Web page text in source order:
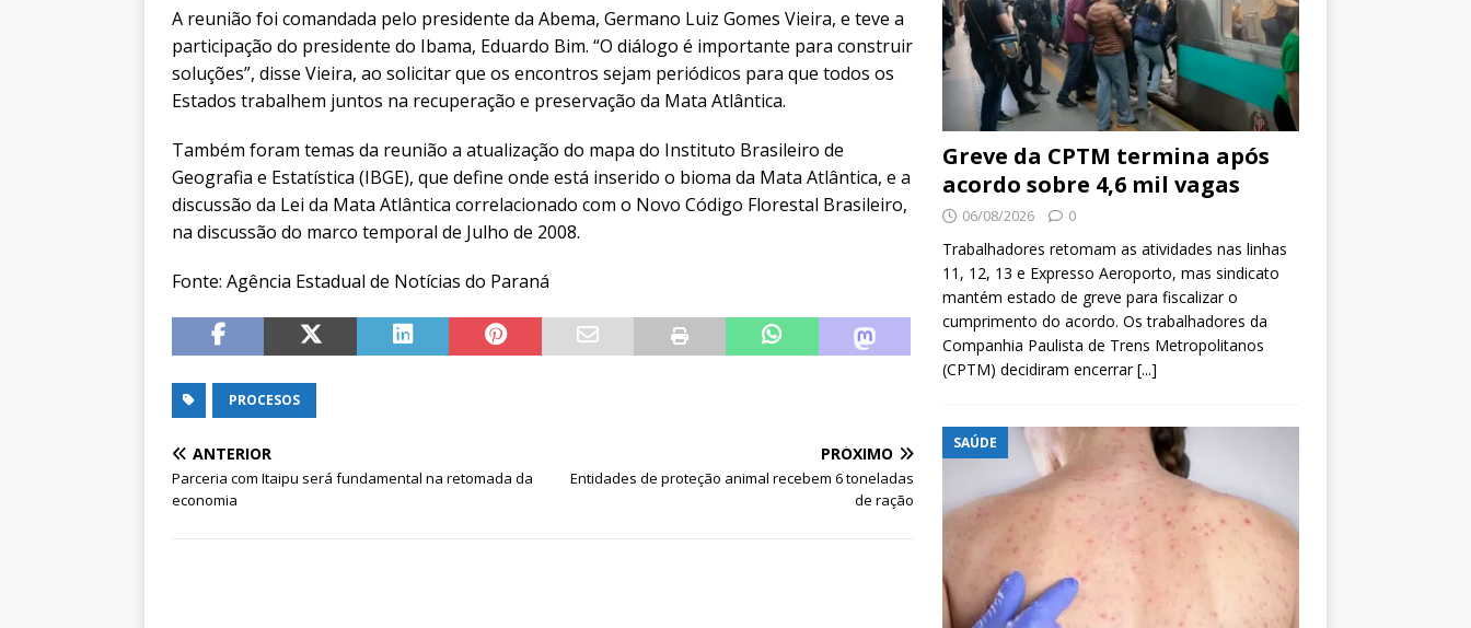
A reunião foi comandada pelo presidente da Abema, Germano Luiz Gomes Vieira, e teve a
participação do presidente do Ibama, Eduardo Bim. “O diálogo é importante para construir
soluções”, disse Vieira, ao solicitar que os encontros sejam periódicos para que todos os
Estados trabalhem juntos na recuperação e preservação da Mata Atlântica.
Também foram temas da reunião a atualização do mapa do Instituto Brasileiro de
Geografia e Estatística (IBGE), que define onde está inserido o bioma da Mata Atlântica, e a
discussão da Lei da Mata Atlântica correlacionado com o Novo Código Florestal Brasileiro,
na discussão do marco temporal de Julho de 2008.
Fonte: Agência Estadual de Notícias do Paraná
PROCESOS
ANTERIOR
Parceria com Itaipu será fundamental na retomada da
economia
PRÓXIMO
Entidades de proteção animal recebem 6 toneladas
de ração
Greve da CPTM termina após
acordo sobre 4,6 mil vagas
06/08/2026 0
Trabalhadores retomam as atividades nas linhas
11, 12, 13 e Expresso Aeroporto, mas sindicato
mantém estado de greve para fiscalizar o
cumprimento do acordo. Os trabalhadores da
Companhia Paulista de Trens Metropolitanos
(CPTM) decidiram encerrar[...]
SAÚDE